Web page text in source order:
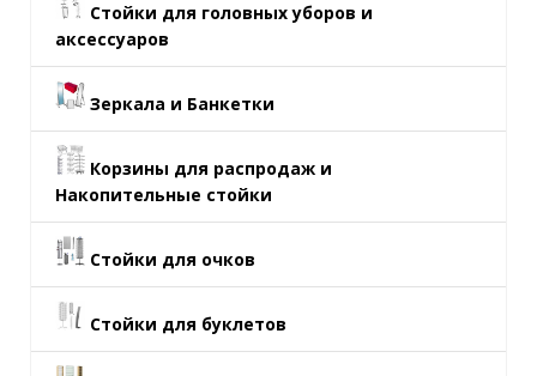
Стойки для головных уборов и
аксессуаров
Зеркала и Банкетки
Корзины для распродаж и
Накопительные стойки
Стойки для очков
Стойки для буклетов